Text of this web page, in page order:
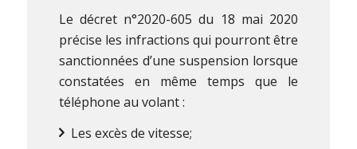
Le décret n°2020-605 du 18 mai 2020
précise les infractions qui pourront être
sanctionnées d’une suspension lorsque
constatées en même temps que le
téléphone au volant :
Les excès de vitesse;